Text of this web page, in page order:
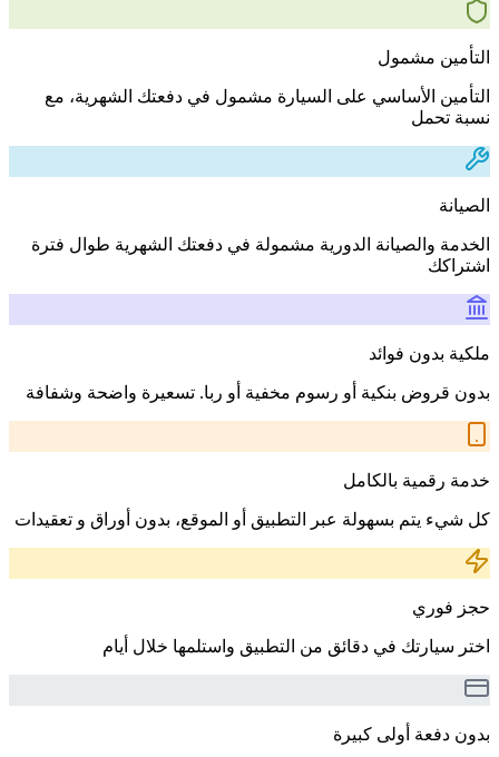
التأمين مشمول
التأمين الأساسي على السيارة مشمول في دفعتك الشهرية، مع
نسبة تحمل
الصيانة
الخدمة والصيانة الدورية مشمولة في دفعتك الشهرية طوال فترة
اشتراكك
ملكية بدون فوائد
بدون قروض بنكية أو رسوم مخفية أو ربا. تسعيرة واضحة وشفافة
خدمة رقمية بالكامل
كل شيء يتم بسهولة عبر التطبيق أو الموقع، بدون أوراق و تعقيدات
حجز فوري
اختر سيارتك في دقائق من التطبيق واستلمها خلال أيام
بدون دفعة أولى كبيرة